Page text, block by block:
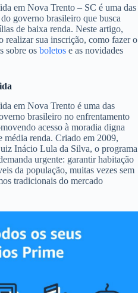
em Nova Trento – SC é uma das
governo brasileiro que busca
de baixa renda. Neste artigo,
realizar sua inscrição, como fazer o
sobre os boletos e as novidades
em Nova Trento é uma das
brasileiro no enfrentamento
acesso à moradia digna
média renda. Criado em 2009,
Inácio Lula da Silva, o programa
urgente: garantir habitação
da população, muitas vezes sem
tradicionais do mercado